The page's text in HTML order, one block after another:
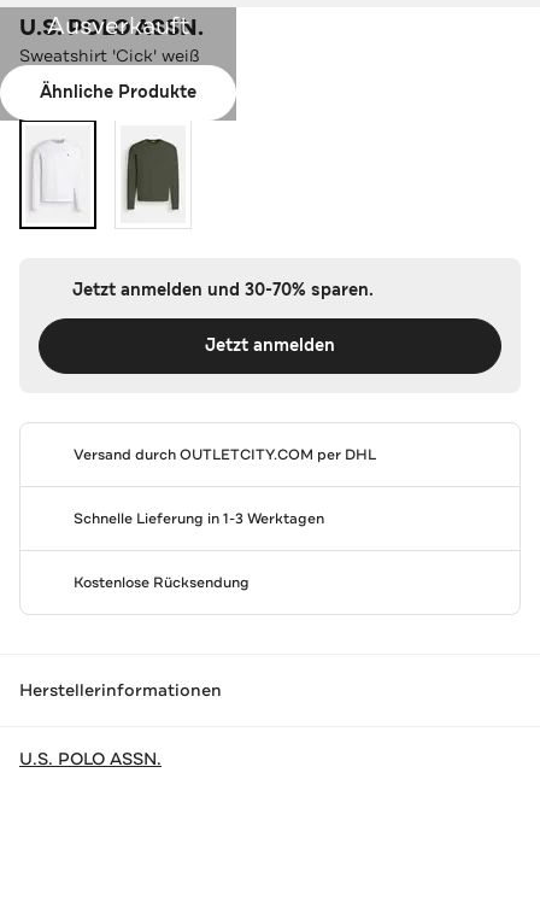
Ausverkauft
Ähnliche Produkte
U.S. POLO ASSN.
Sweatshirt 'Cick' weiß
Farbe:weiß
Jetzt anmelden und 30-70% sparen.
Jetzt anmelden
Versand durchOUTLETCITY.COM per DHL
Schnelle Lieferung in 1-3 Werktagen
Kostenlose Rücksendung
Herstellerinformationen
U.S. POLO ASSN.